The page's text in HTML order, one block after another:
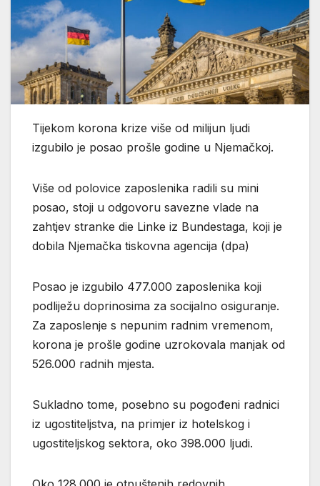
Tijekom korona krize više od milijun ljudi
izgubilo je posao prošle godine u Njemačkoj.
Više od polovice zaposlenika radili su mini
posao, stoji u odgovoru savezne vlade na
zahtjev stranke die Linke iz Bundestaga, koji je
dobila Njemačka tiskovna agencija (dpa)
Posao je izgubilo 477.000 zaposlenika koji
podliježu doprinosima za socijalno osiguranje.
Za zaposlenje s nepunim radnim vremenom,
korona je prošle godine uzrokovala manjak od
526.000 radnih mjesta.
Sukladno tome, posebno su pogođeni radnici
iz ugostiteljstva, na primjer iz hotelskog i
ugostiteljskog sektora, oko 398.000 ljudi.